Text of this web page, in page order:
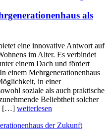
als
eine innovative Antwort auf
im Alter. Es verbindet
einem Dach und fördert
einem Mehrgenerationenhaus
in einer
soziale als auch praktische
Beliebtheit solcher
[…] weiterlesen